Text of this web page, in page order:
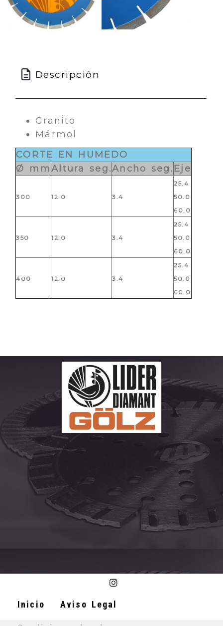
Descripción
Granito
Mármol
CORTE EN HUMEDO
Ø mmAltura seg.Ancho seg. Eje
300 12.0 3.4
25.4
50.0
60.0
350 12.0 3.4
25.4
50.0
60.0
400 12.0 3.4
25.4
50.0
60.0
Inicio Aviso Legal